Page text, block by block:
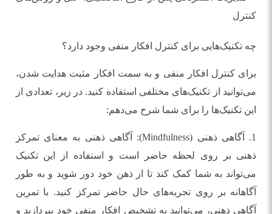
چه تکنیک‌هایی برای کنترل افکار منفی وجود دارد؟
برای کنترل افکار منفی و به سمت افکار مثبت هدایت شدن،
می‌توانید از تکنیک‌های مختلفی استفاده کنید. در زیر، تعدادی از
این تکنیک‌ها را برای شما شرح می‌دهم:
1. آگاهی ذهنی (Mindfulness): آگاهی ذهنی به معنای تمرکز
ذهنی بر روی لحظه حاضر است و استفاده از این تکنیک
می‌تواند به شما کمک کند تا از ذهن خود دور شوید و به طور
آگاهانه بر روی تجربه‌های حال حاضر تمرکز کنید. با تمرین
آگاهی ذهنی، می‌توانید به تشخیص افکار منفی خود بپردازید و